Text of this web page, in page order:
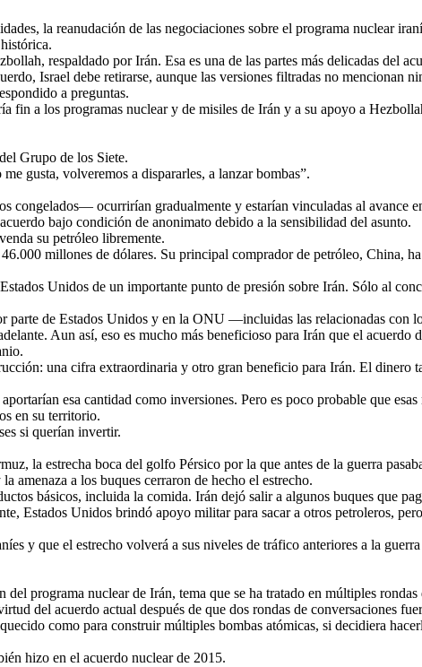
la reanudación de las negociaciones sobre el programa nuclear
respaldado por Irán. Esa es una de las partes más delicadas del
Israel debe retirarse, aunque las versiones filtradas no mencionan
a preguntas.
fin a los programas nuclear y de misiles de Irán y a su apoyo a
Grupo de los Siete.
gusta, volveremos a dispararles, a lanzar bombas”.
ocurrirían gradualmente y estarían vinculadas al avance
bajo condición de anonimato debido a la sensibilidad del asunto.
su petróleo libremente.
millones de dólares. Su principal comprador de petróleo, China,
Unidos de un importante punto de presión sobre Irán. Sólo al
de Estados Unidos y en la ONU —incluidas las relacionadas con
Aun así, eso es mucho más beneficioso para Irán que el acuerdo
una cifra extraordinaria y otro gran beneficio para Irán. El dinero
esa cantidad como inversiones. Pero es poco probable que esas
en su territorio.
si querían invertir.
la estrecha boca del golfo Pérsico por la que antes de la guerra
amenaza a los buques cerraron de hecho el estrecho.
básicos, incluida la comida. Irán dejó salir a algunos buques que
Estados Unidos brindó apoyo militar para sacar a otros petroleros,
y que el estrecho volverá a sus niveles de tráfico anteriores a la
programa nuclear de Irán, tema que se ha tratado en múltiples
del acuerdo actual después de que dos rondas de conversaciones
como para construir múltiples bombas atómicas, si decidiera
hizo en el acuerdo nuclear de 2015.